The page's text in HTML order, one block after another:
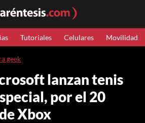
Tutoriales Celulares Movilidad
geek
lanzan tenis
por el 20
Xbox